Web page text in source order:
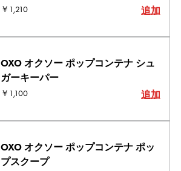
￥1,210 追加
OXO オクソー ポップコンテナ シュ
ガーキーパー
￥1,100 追加
OXO オクソー ポップコンテナ ポッ
プスクープ